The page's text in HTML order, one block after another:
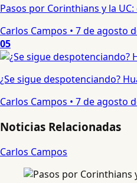
Pasos por Corinthians y la
Carlos Campos • 7 de agosto
05
¿Se sigue despotenciando?
Carlos Campos • 7 de agosto
Noticias Relacionadas
Carlos Campos